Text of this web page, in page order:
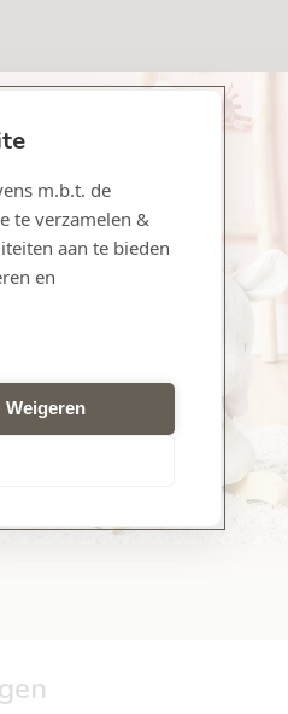
handen. Tip:
voor
oren, strikken en
m.b.t. de
te verzamelen &
aan te bieden
en
Weigeren